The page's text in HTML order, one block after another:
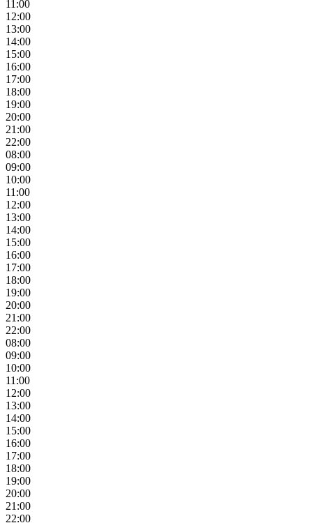
11:00
12:00
13:00
14:00
15:00
16:00
17:00
18:00
19:00
20:00
21:00
22:00
08:00
09:00
10:00
11:00
12:00
13:00
14:00
15:00
16:00
17:00
18:00
19:00
20:00
21:00
22:00
08:00
09:00
10:00
11:00
12:00
13:00
14:00
15:00
16:00
17:00
18:00
19:00
20:00
21:00
22:00